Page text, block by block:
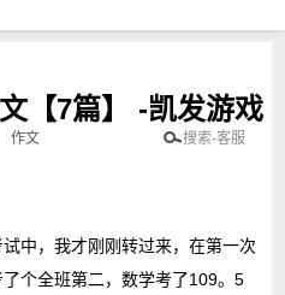
【7篇】 -凯发游戏
作文 搜索-客服
中，我才刚刚转过来，在第一次
个全班第二，数学考了109。5